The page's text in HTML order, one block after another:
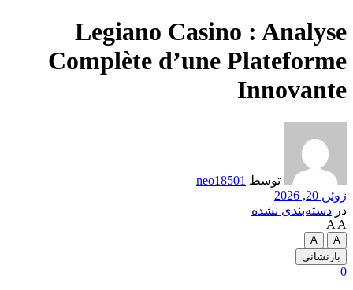
Legiano Casino : Analyse
Complète d’une Plateforme
Innovante
توسط neo18501
ژوئن 20, 2026
در دسته‌بندی نشده
A A
A
A
بازنشانی
0